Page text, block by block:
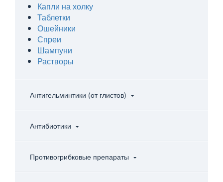
Капли на холку
Таблетки
Ошейники
Спреи
Шампуни
Растворы
Антигельминтики (от глистов)
Антибиотики
Противогрибковые препараты